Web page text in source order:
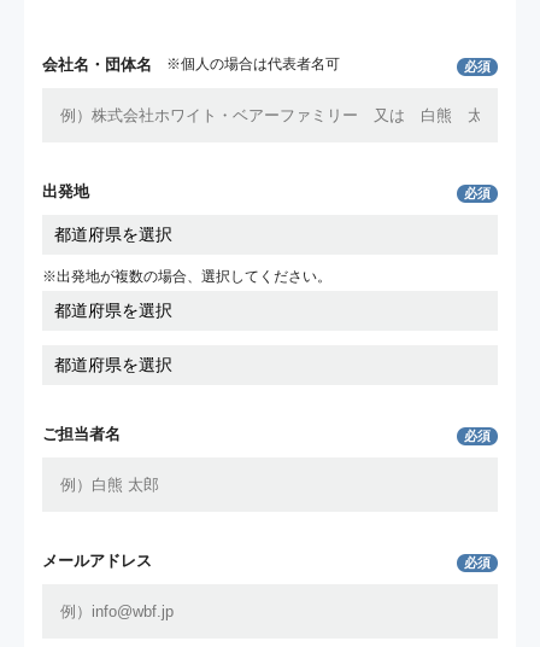
会社名・団体名 ※個人の場合は代表者名可 必須
出発地 必須
※出発地が複数の場合、選択してください。
ご担当者名 必須
メールアドレス 必須